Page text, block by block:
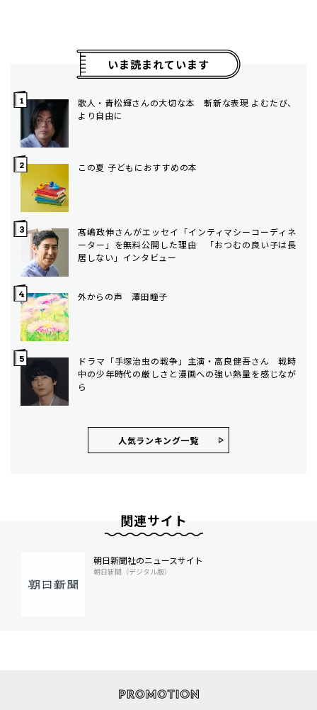
いま読まれています
歌人・青松輝さんの大切な本 斬新な表現 よむたび、
より自由に
この夏 子どもにおすすめの本
髙嶋政伸さんがエッセイ「インティマシーコーディネ
ーター」を無料公開した理由 「おつむの良い子は長
居しない」インタビュー
外からの声 澤田瞳子
ドラマ「手塚治虫の戦争」主演・高良健吾さん 戦時
中の少年時代の厳しさと漫画への強い熱量を感じなが
ら
人気ランキング⼀覧
関連サイト
朝日新聞社のニュースサイト
朝日新聞（デジタル版）